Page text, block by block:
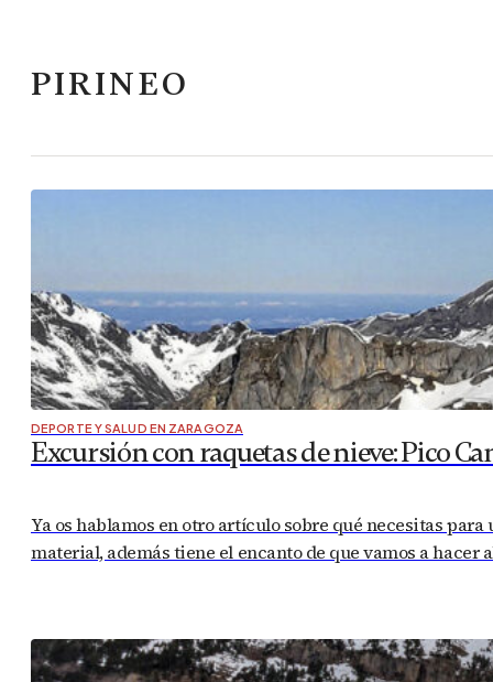
PIRINEO
DEPORTE Y SALUD EN ZARAGOZA
Excursión con raquetas de nieve: Pico
Ya os hablamos en otro artículo sobre qué necesitas
material, además tiene el encanto de que vamos a hacer